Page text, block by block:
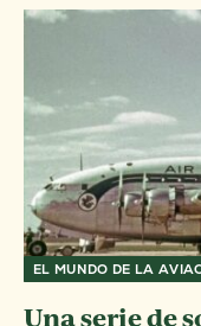
EL MUNDO DE LA
Una serie de